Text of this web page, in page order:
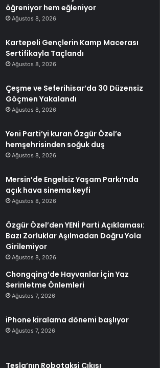
öğreniyor hem eğleniyor
Ağustos 8, 2026
Kartepeli Gençlerin Kamp Macerası
Sertifikayla Taçlandı
Ağustos 8, 2026
Çeşme ve Seferihisar’da 30 Düzensiz
Göçmen Yakalandı
Ağustos 8, 2026
Yeni Parti’yi kuran Özgür Özel’e
hemşehrisinden soğuk duş
Ağustos 8, 2026
Mersin’de Engelsiz Yaşam Parkı’nda
açık hava sinema keyfi
Ağustos 8, 2026
Özgür Özel’den YENİ Parti Açıklaması:
Bazı Zorluklar Aşılmadan Doğru Yola
Girilemiyor
Ağustos 8, 2026
Chongqing’de Hayvanlar İçin Yaz
Serinletme Önlemleri
Ağustos 7, 2026
iPhone kiralama dönemi başlıyor
Ağustos 7, 2026
Tesla’nın Robotaksi Çıkışı